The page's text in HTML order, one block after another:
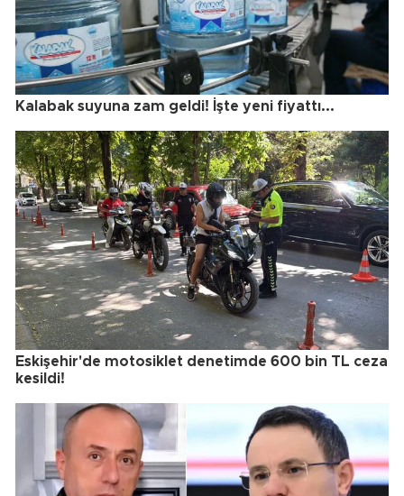
Kalabak suyuna zam geldi! İşte yeni fiyattı...
Eskişehir'de motosiklet denetimde 600 bin TL ceza
kesildi!